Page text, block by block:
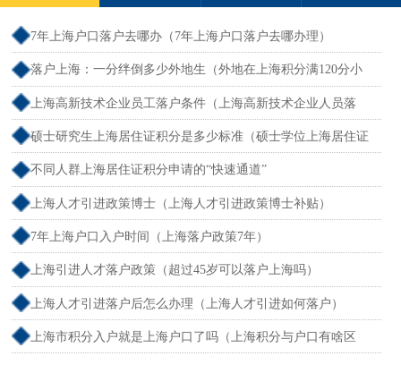
7年上海户口落户去哪办（7年上海户口落户去哪办理）
落户上海：一分绊倒多少外地生（外地在上海积分满120分小
孩可以考上海大学吗）
上海高新技术企业员工落户条件（上海高新技术企业人员落
户）
硕士研究生上海居住证积分是多少标准（硕士学位上海居住证
积分）
不同人群上海居住证积分申请的“快速通道”
上海人才引进政策博士（上海人才引进政策博士补贴）
7年上海户口入户时间（上海落户政策7年）
上海引进人才落户政策（超过45岁可以落户上海吗）
上海人才引进落户后怎么办理（上海人才引进如何落户）
上海市积分入户就是上海户口了吗（上海积分与户口有啥区